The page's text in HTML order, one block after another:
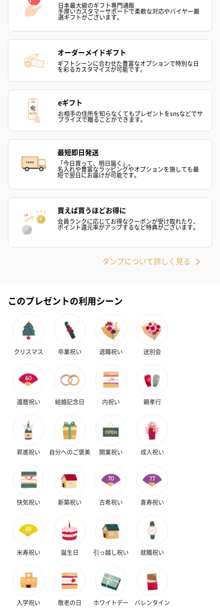
日本最大級のギフト専門通販
手厚いカスタマーサポートで柔軟な対応やバイヤー厳
選ギフトがございます。
オーダーメイドギフト
ギフトシーンに合わせた豊富なオプションで特別な日
を彩るカスタマイズが可能です。
eギフト
お相手の住所を知らなくてもプレゼントをsnsなどでサ
プライズで贈ることができます。
最短即日発送
「今日買って、明日届く」。
名入れや豊富なラッピングやオプションを施しても最
短で翌日にお届けが可能です。
買えば買うほどお得に
会員ランクに応じてお得なクーポンが受け取れたり、
ポイント還元率がアップするなど特典がございます。
タンプについて詳しく見る
このプレゼントの利用シーン
クリスマス 卒業祝い 退職祝い 送別会
還暦祝い 結婚記念日 内祝い 親孝行
昇進祝い 自分へのご褒美 開業祝い 成人祝い
快気祝い 新築祝い 古希祝い 喜寿祝い
米寿祝い 誕生日 引っ越し祝い 就職祝い
入学祝い 敬老の日 ホワイトデー バレンタイン